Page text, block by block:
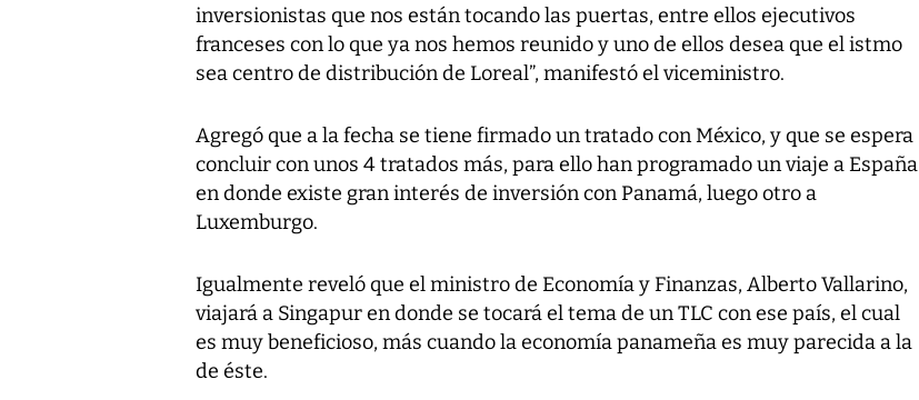
inversionistas que nos están tocando las puertas, entre ellos ejecutivos
franceses con lo que ya nos hemos reunido y uno de ellos desea que el istmo
sea centro de distribución de Loreal”, manifestó el viceministro.
Agregó que a la fecha se tiene firmado un tratado con México, y que se espera
concluir con unos 4 tratados más, para ello han programado un viaje a España
en donde existe gran interés de inversión con Panamá, luego otro a
Luxemburgo.
Igualmente reveló que el ministro de Economía y Finanzas, Alberto Vallarino,
viajará a Singapur en donde se tocará el tema de un TLC con ese país, el cual
es muy beneficioso, más cuando la economía panameña es muy parecida a la
de éste.